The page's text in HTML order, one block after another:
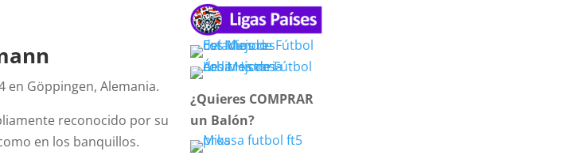
en Göppingen, Alemania.
reconocido por su
en los banquillos.
¿Quieres COMPRAR
un Balón?